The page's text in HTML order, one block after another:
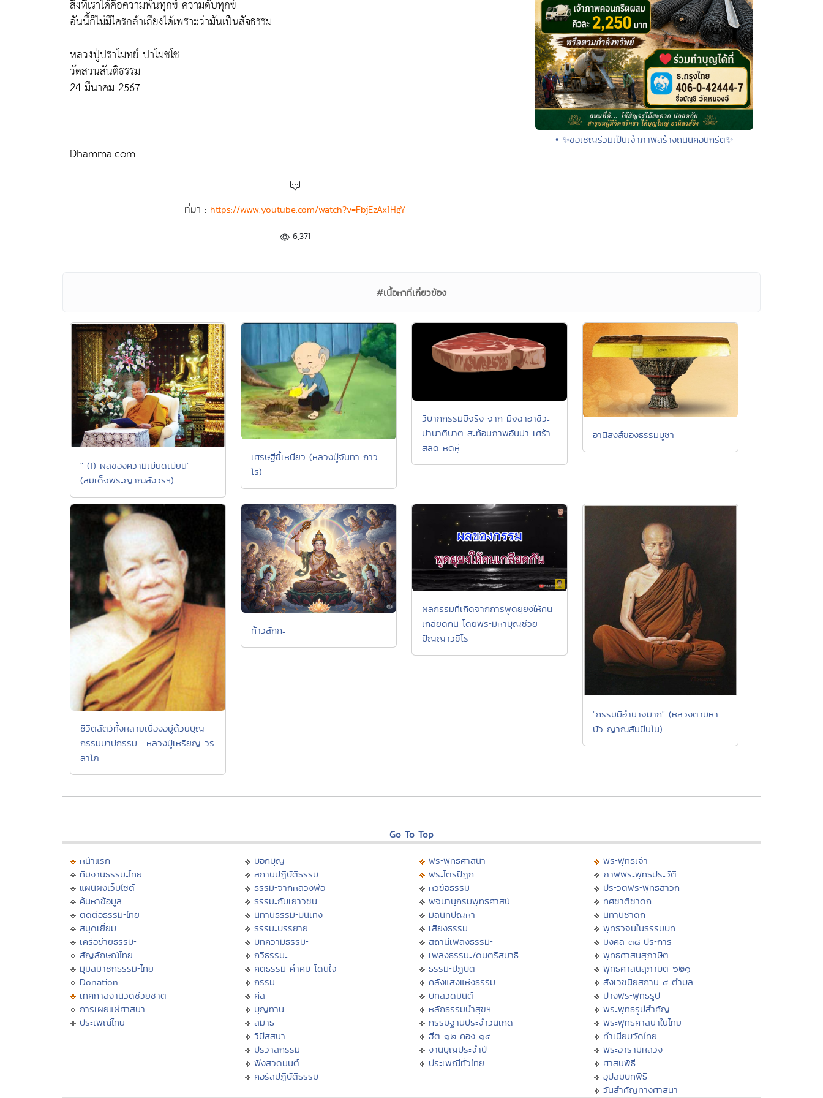
สิ่งที่เราได้คือความพ้นทุกข์ ความดับทุกข์
อันนี้ก็ไม่มีใครกล้าเถียงได้เพราะว่ามันเป็นสัจธรรม
หลวงปู่ปราโมทย์ ปาโมชฺโช
วัดสวนสันติธรรม
24 มีนาคม 2567
Dhamma.com
ที่มา : https://www.youtube.com/watch?v=FbjEzAx1HgY
6,371
• ✨ขอเชิญร่วมเป็นเจ้าภาพสร้างถนนคอนกรีต✨
#เนื้อหาที่เกี่ยวข้อง
" (1) ผลของความเบียดเบียน"
(สมเด็จพระญาณสังวรฯ)
เศรษฐีขี้เหนียว (หลวงปู่จันทา ถาว
โร)
วิบากกรรมมีจริง จาก มิจฉาอาชีวะ
ปานาติบาต สะท้อนภาพอันน่า เศร้า
สลด หดหู่
อานิสงส์ของธรรมบูชา
ชีวิตสัตว์ทั้งหลายเนื่องอยู่ด้วยบุญ
กรรมบาปกรรม : หลวงปู่เหรียญ วร
ลาโภ
ท้าวสักกะ
ผลกรรมที่เกิดจากการพูดยุยงให้คน
เกลียดกัน โดยพระมหาบุญช่วย
ปัญญาวชิโร
"กรรมมีอำนาจมาก" (หลวงตามหา
บัว ญาณสัมปันโน)
Go To Top
หน้าแรก
ทีมงานธรรมะไทย
แผนผังเว็บไซต์
ค้นหาข้อมูล
ติดต่อธรรมะไทย
สมุดเยี่ยม
เครือข่ายธรรมะ
สัญลักษณ์ไทย
มุมสมาชิกธรรมะไทย
Donation
เทศกาลงานวัดช่วยชาติ
การเผยแผ่ศาสนา
ประเพณีไทย
บอกบุญ
สถานปฏิบัติธรรม
ธรรมะจากหลวงพ่อ
ธรรมะกับเยาวชน
นิทานธรรมะบันเทิง
ธรรมะบรรยาย
บทความธรรมะ
กวีธรรมะ
คติธรรม คำคม โดนใจ
กรรม
ศีล
บุญทาน
สมาธิ
วิปัสสนา
ปริวาสกรรม
ฟังสวดมนต์
คอร์สปฏิบัติธรรม
พระพุทธศาสนา
พระไตรปิฏก
หัวข้อธรรม
พจนานุกรมพุทธศาสน์
มิลินทปัญหา
เสียงธรรม
สถานีเพลงธรรมะ
เพลงธรรมะ/ดนตรีสมาธิ
ธรรมะปฏิบัติ
คลังแสงแห่งธรรม
บทสวดมนต์
หลักธรรมนำสุขฯ
กรรมฐานประจำวันเกิด
ฮีต ๑๒ คอง ๑๔
งานบุญประจำปี
ประเพณีทั่วไทย
พระพุทธเจ้า
ภาพพระพุทธประวัติ
ประวัติพระพุทธสาวก
ทศชาติชาดก
นิทานชาดก
พุทธวจนในธรรมบท
มงคล ๓๘ ประการ
พุทธศาสนสุภาษิต
พุทธศาสนสุภาษิต ๖๒๑
สังเวชนียสถาน ๔ ตำบล
ปางพระพุทธรูป
พระพุทธรูปสำคัญ
พระพุทธศาสนาในไทย
ทำเนียบวัดไทย
พระอารามหลวง
ศาสนพิธี
อุปสมบทพิธี
วันสำคัญทางศาสนา